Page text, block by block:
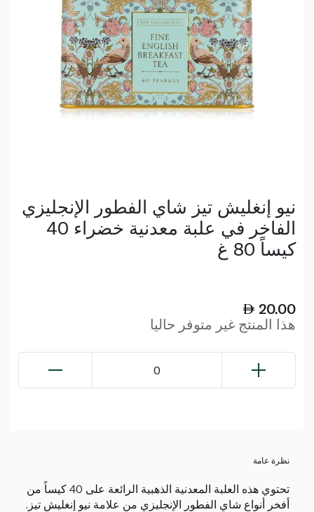
نيو إنغليش تيز شاي الفطور الإنجليزي
الفاخر في علبة معدنية خضراء 40
كيساً 80 غ
20.00
هذا المنتج غير متوفر حاليا
0
نظرة عامة
تحتوي هذه العلبة المعدنية الذهبية الرائعة على 40 كيساً من
أفخر أنواع شاي الفطور الإنجليزي من علامة نيو إنغليش تيز.